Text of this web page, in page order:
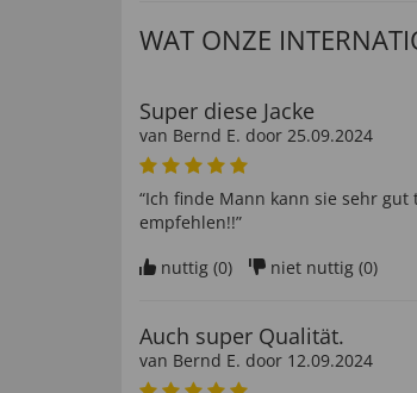
WAT ONZE
Super diese Jacke
van Bernd E. door 25.09.2024
“Ich finde Mann kann sie sehr
empfehlen!!”
nuttig (0) niet nuttig (0)
Auch super Qualität.
van Bernd E. door 12.09.2024